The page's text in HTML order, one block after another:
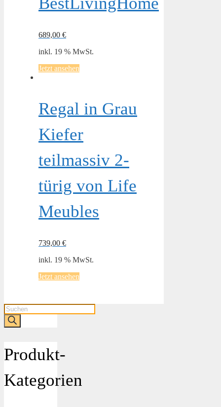
689,00 €
inkl. 19 % MwSt.
Jetzt ansehen
Regal in Grau
Kiefer
teilmassiv 2-
türig von Life
Meubles
739,00 €
inkl. 19 % MwSt.
Jetzt ansehen
Products
search
Produkt-
Kategorien